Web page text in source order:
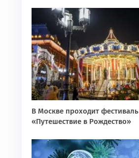
В Москве проходит фестиваль
«Путешествие в Рождество»